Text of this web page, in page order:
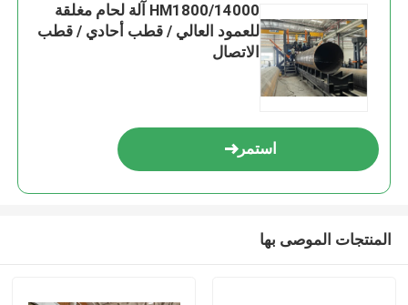
HM1800/14000 آلة لحام مغلقة
للعمود العالي / قطب أحادي / قطب
الاتصال
استمر
المنتجات الموصى بها